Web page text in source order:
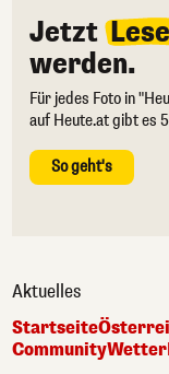
Jetzt
werden.
Für jedes Foto in
auf Heute.at gibt es
So geht's
Aktuelles
Startseite
CommunityWetter